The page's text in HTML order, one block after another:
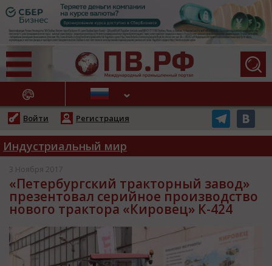
НОВОСТИ
Войти Регистрация
Индустриальный мир
3 Ноября 2017
«Петербургский тракторный завод»
презентовал серийное производство
нового трактора «Кировец» К-424